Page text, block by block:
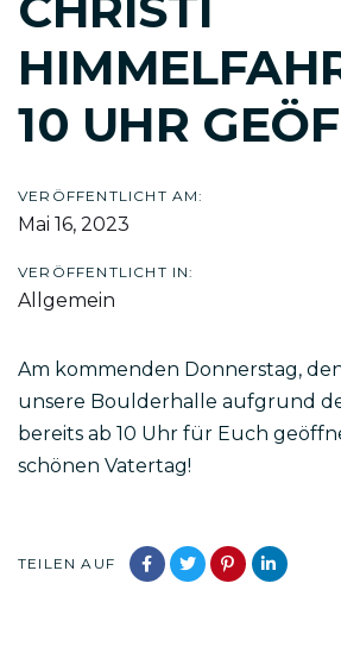
10 UHR
VERÖFFENTLICHT AM:
Mai 16, 2023
VERÖFFENTLICHT IN:
Allgemein
Am kommenden Donnerstag, den
unsere Boulderhalle aufgrund
bereits ab 10 Uhr für Euch
schönen Vatertag!
TEILEN AUF